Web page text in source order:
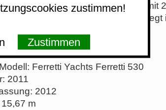
und starke Motorisierung mit
fährt unter italienischer Flagge,
Ferretti Yachts Ferretti 530
2011
2012
m
zustimmen!
Zustimmen